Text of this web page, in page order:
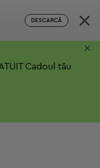
DESCARCĂ ×
Cadoul tău
×